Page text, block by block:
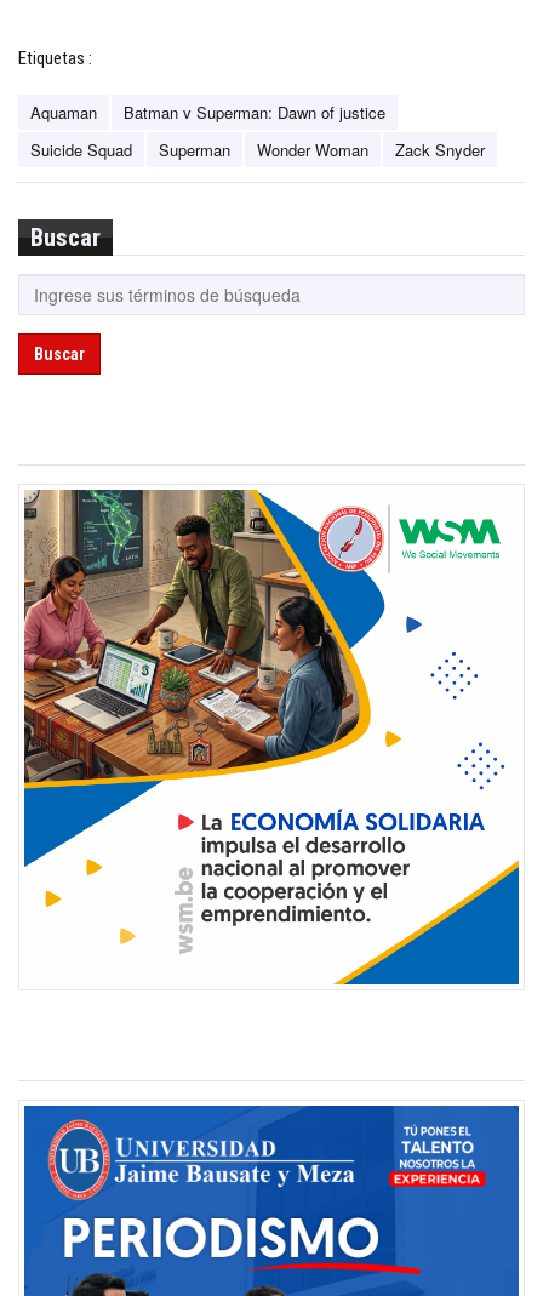
Etiquetas :
Aquaman
Batman v Superman: Dawn of justice
Suicide Squad
Superman Wonder Woman Zack Snyder
Buscar
Buscar